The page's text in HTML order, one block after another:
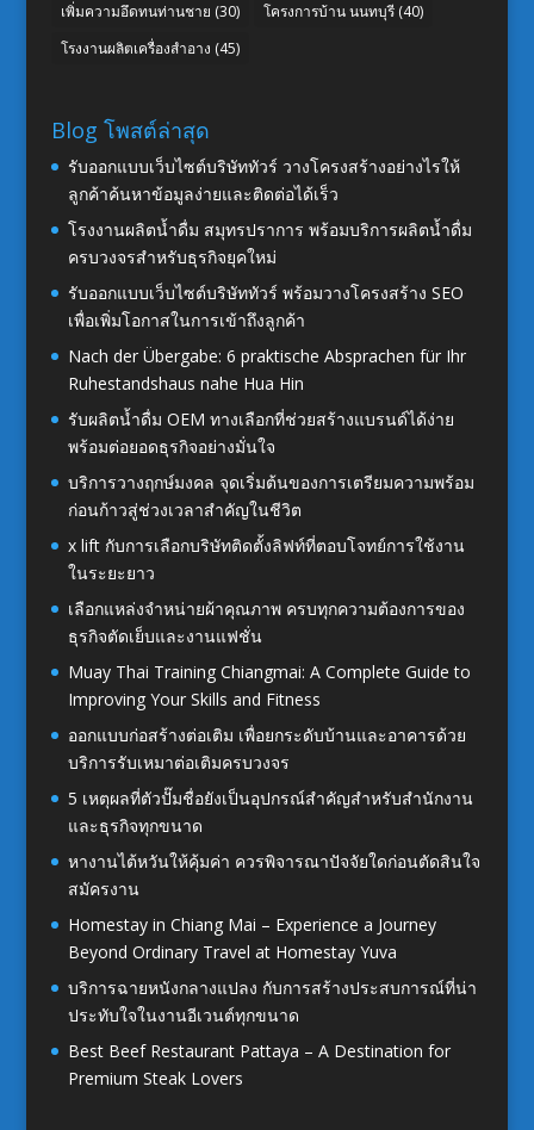
เพิ่มความอึดทนท่านชาย (30) โครงการบ้าน นนทบุรี(40)
โรงงานผลิตเครื่องสำอาง (45)
Blog โพสต์ล่าสุด
รับออกแบบเว็บไซต์บริษัททัวร์ วางโครงสร้างอย่างไรให้
ลูกค้าค้นหาข้อมูลง่ายและติดต่อได้เร็ว
โรงงานผลิตน้ำดื่ม สมุทรปราการ พร้อมบริการผลิตน้ำดื่ม
ครบวงจรสำหรับธุรกิจยุคใหม่
รับออกแบบเว็บไซต์บริษัททัวร์ พร้อมวางโครงสร้าง SEO
เพื่อเพิ่มโอกาสในการเข้าถึงลูกค้า
Nach der Übergabe: 6 praktische Absprachen für Ihr
Ruhestandshaus nahe Hua Hin
รับผลิตน้ำดื่ม OEM ทางเลือกที่ช่วยสร้างแบรนด์ได้ง่าย
พร้อมต่อยอดธุรกิจอย่างมั่นใจ
บริการวางฤกษ์มงคล จุดเริ่มต้นของการเตรียมความพร้อม
ก่อนก้าวสู่ช่วงเวลาสำคัญในชีวิต
x lift กับการเลือกบริษัทติดตั้งลิฟท์ที่ตอบโจทย์การใช้งาน
ในระยะยาว
เลือกแหล่งจำหน่ายผ้าคุณภาพ ครบทุกความต้องการของ
ธุรกิจตัดเย็บและงานแฟชั่น
Muay Thai Training Chiangmai: A Complete Guide to
Improving Your Skills and Fitness
ออกแบบก่อสร้างต่อเติม เพื่อยกระดับบ้านและอาคารด้วย
บริการรับเหมาต่อเติมครบวงจร
5 เหตุผลที่ตัวปั๊มชื่อยังเป็นอุปกรณ์สำคัญสำหรับสำนักงาน
และธุรกิจทุกขนาด
หางานไต้หวันให้คุ้มค่า ควรพิจารณาปัจจัยใดก่อนตัดสินใจ
สมัครงาน
Homestay in Chiang Mai – Experience a Journey
Beyond Ordinary Travel at Homestay Yuva
บริการฉายหนังกลางแปลง กับการสร้างประสบการณ์ที่น่า
ประทับใจในงานอีเวนต์ทุกขนาด
Best Beef Restaurant Pattaya – A Destination for
Premium Steak Lovers